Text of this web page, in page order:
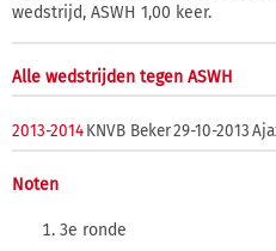
wedstrijd, ASWH 1,00 keer.
Alle wedstrijden tegen ASWH
2013-2014KNVB Beker29-10-2013
Noten
3e ronde